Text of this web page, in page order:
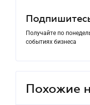
Получайте по
событиях бизнеса
Похожие